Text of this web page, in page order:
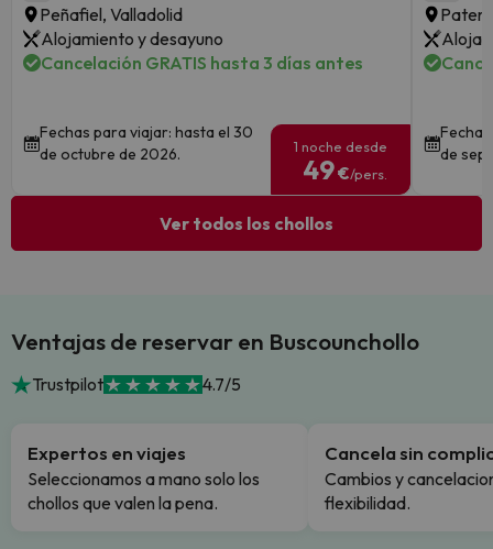
Peñafiel, Valladolid
Alojamiento y desayuno
Cancelación GRATIS hasta 3 días antes
Fechas para viajar: hasta el 30
de octubre de 2026.
1 noche desde
49€/pers.
de
Ver todos los chollos
Ventajas de reservar en Buscounchollo
Trustpilot 4.7/5
Expertos en viajes
Seleccionamos a mano solo los
chollos que valen la pena.
Cancela sin
Cambios y
flexibilidad.